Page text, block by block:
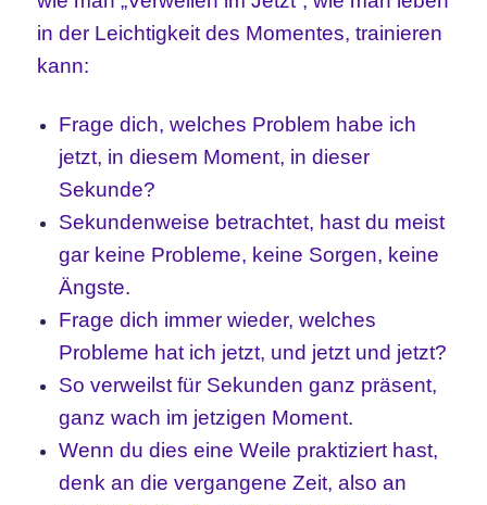
in der Leichtigkeit des Momentes, trainieren
kann:
Frage dich, welches Problem habe ich
jetzt, in diesem Moment, in dieser
Sekunde?
Sekundenweise betrachtet, hast du meist
gar keine Probleme, keine Sorgen, keine
Ängste.
Frage dich immer wieder, welches
Probleme hat ich jetzt, und jetzt und jetzt?
So verweilst für Sekunden ganz präsent,
ganz wach im jetzigen Moment.
Wenn du dies eine Weile praktiziert hast,
denk an die vergangene Zeit, also an